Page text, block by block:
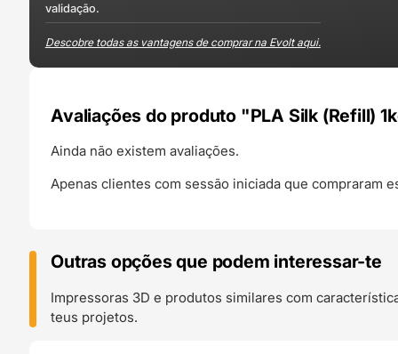
validação.
Descobre todas as vantagens de comprar na Evolt aqui.
Avaliações do produto "PLA Silk (Refill)
Ainda não existem avaliações.
Apenas clientes com sessão iniciada que compraram
Outras opções que podem interessar-te
Impressoras 3D e produtos similares com
teus projetos.